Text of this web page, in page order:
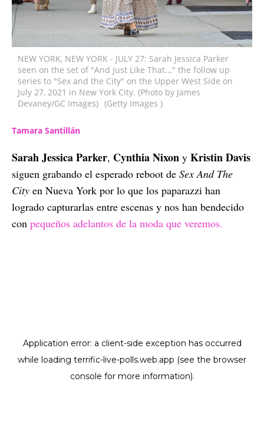
NEW YORK, NEW YORK - JULY 27: Sarah Jessica Parker
seen on the set of "And Just Like That..." the follow up
series to "Sex and the City" on the Upper West Side on
July 27, 2021 in New York City. (Photo by James
Devaney/GC Images) (Getty Images )
Tamara Santillán
Sarah Jessica Parker, Cynthia Nixon y Kristin Davis
siguen grabando el esperado reboot de Sex And The
City en Nueva York por lo que los paparazzi han
logrado capturarlas entre escenas y nos han bendecido
con pequeños adelantos de la moda que veremos.